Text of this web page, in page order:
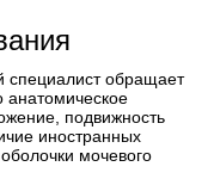
специалист обращает
анатомическое
подвижность
иностранных
мочевого